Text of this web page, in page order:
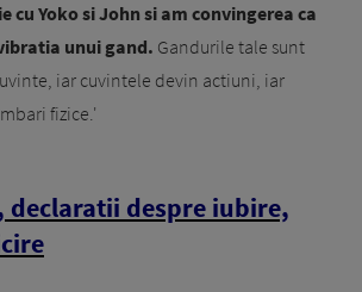
cu Yoko si John si am convingerea ca
unui gand. Gandurile tale sunt
iar cuvintele devin actiuni, iar
fizice.'
declaratii despre iubire,